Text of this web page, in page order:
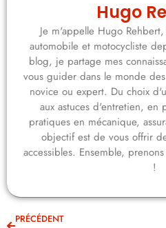
Hugo
Je m'appelle Hugo
automobile et motocycliste
blog, je partage mes
vous guider dans le monde
novice ou expert. Du choix
aux astuces d'entretien, en
pratiques en mécanique,
objectif est de vous offrir
accessibles. Ensemble,
!
PRÉCÉDENT